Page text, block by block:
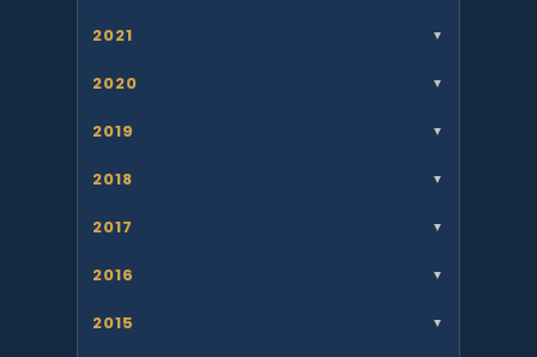
2021 ▼
2020 ▼
2019 ▼
2018 ▼
2017 ▼
2016 ▼
2015 ▼